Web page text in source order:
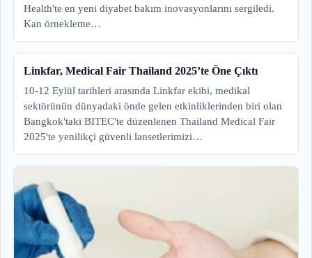
Health'te en yeni diyabet bakım inovasyonlarını sergiledi.
Kan örnekleme…
Linkfar, Medical Fair Thailand 2025’te Öne Çıktı
10-12 Eylül tarihleri arasında Linkfar ekibi, medikal
sektörünün dünyadaki önde gelen etkinliklerinden biri olan
Bangkok'taki BITEC'te düzenlenen Thailand Medical Fair
2025'te yenilikçi güvenli lansetlerimizi…